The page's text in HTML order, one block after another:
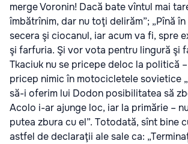
merge Voronin! Dacă bate vîntul mai
îmbătrînim, dar nu toţi delirăm”; „Pînă
secera şi ciocanul, iar acum va fi, spre
şi farfuria. Şi vor vota pentru lingură şi
Tkaciuk nu se pricepe deloc la politică
pricep nimic în motocicletele sovietice
să-i oferim lui Dodon posibilitatea să
Acolo i-ar ajunge loc, iar la primărie –
putea zbura cu el”. Totodată, sînt bine
astfel de declaraţii ale sale ca: